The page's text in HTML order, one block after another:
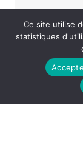
LES
HOMMES
Ce site utilise
statistiques